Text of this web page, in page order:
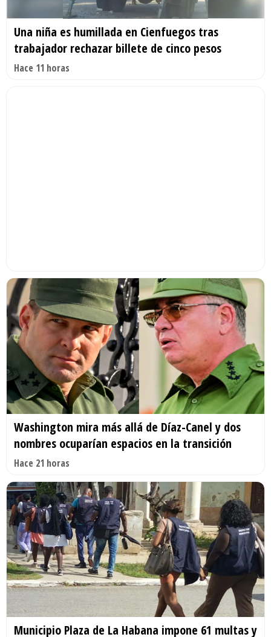
Una niña es humillada en Cienfuegos tras
trabajador rechazar billete de cinco pesos
Hace 11 horas
Washington mira más allá de Díaz-Canel y dos
nombres ocuparían espacios en la transición
Hace 21 horas
Municipio Plaza de La Habana impone 61 multas y